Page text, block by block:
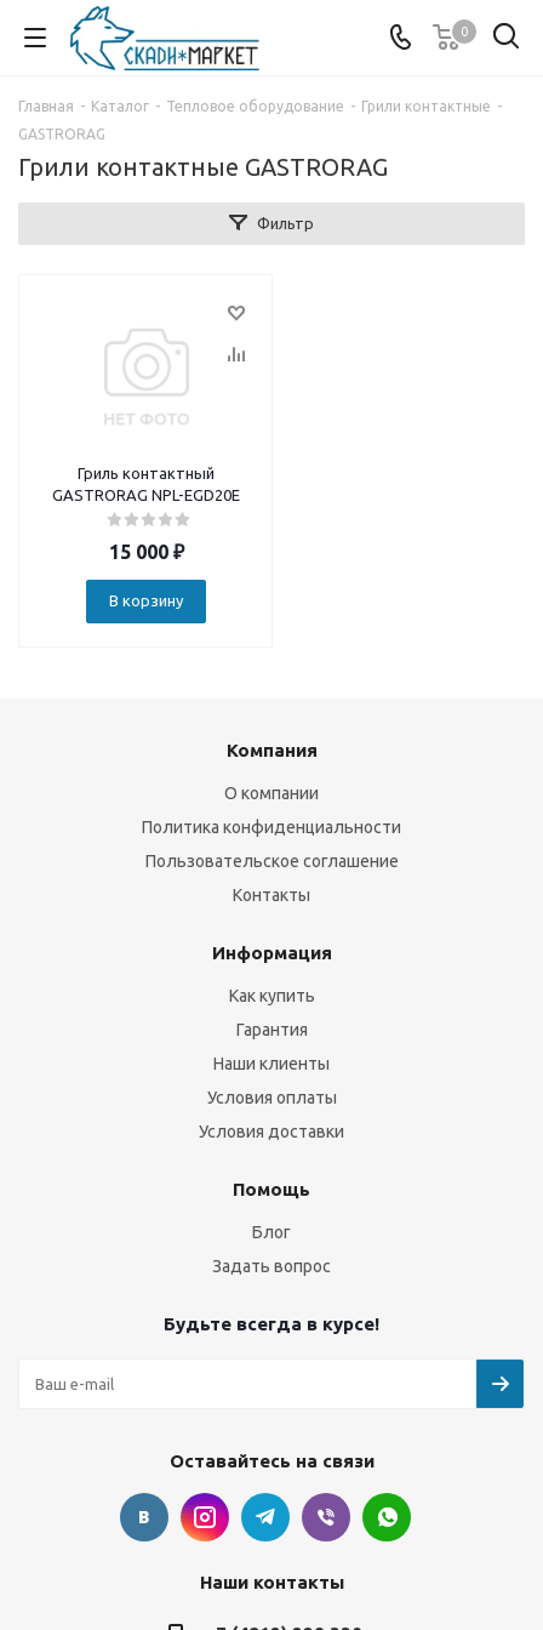
0
Главная - Каталог - Тепловое оборудование - Грили контактные -
GASTRORAG
Грили контактные GASTRORAG
Фильтр
Гриль контактный
GASTRORAG NPL-EGD20E
15 000₽
В корзину
Компания
О компании
Политика конфиденциальности
Пользовательское соглашение
Контакты
Информация
Как купить
Гарантия
Наши клиенты
Условия оплаты
Условия доставки
Помощь
Блог
Задать вопрос
Будьте всегда в курсе!
Оставайтесь на связи
Наши контакты